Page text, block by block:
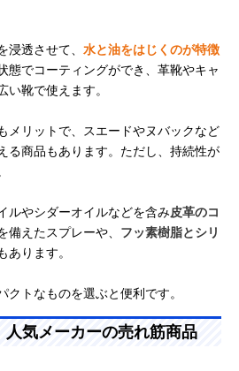
浸透させて、 水と油をはじくのが特徴
態でコーティングができ、革靴やキャ
い靴で使えます。
メリットで、スエードやヌバックなど
る商品もあります。ただし、持続性が
ルやシダーオイルなどを含み皮革のコ
備えたスプレーや、 フッ素樹脂とシリ
あります。
クトなものを選ぶと便利です。
気メーカーの売れ筋商品